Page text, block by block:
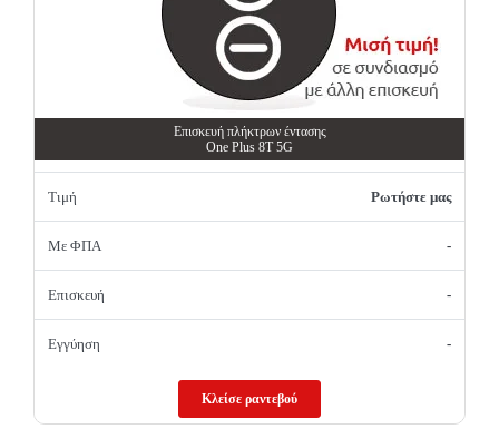
Επισκευή πλήκτρων έντασης
One Plus 8T 5G
Τιμή Ρωτήστε μας
Με ΦΠΑ -
Επισκευή -
Εγγύηση -
Κλείσε ραντεβού